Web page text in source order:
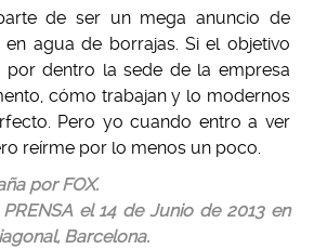
de ser un mega anuncio de
agua de borrajas. Si el objetivo
por dentro la sede de la empresa
cómo trabajan y lo modernos
Pero yo cuando entro a ver
reírme por lo menos un poco.
por FOX.
PRENSA el 14 de Junio de 2013 en
Barcelona.